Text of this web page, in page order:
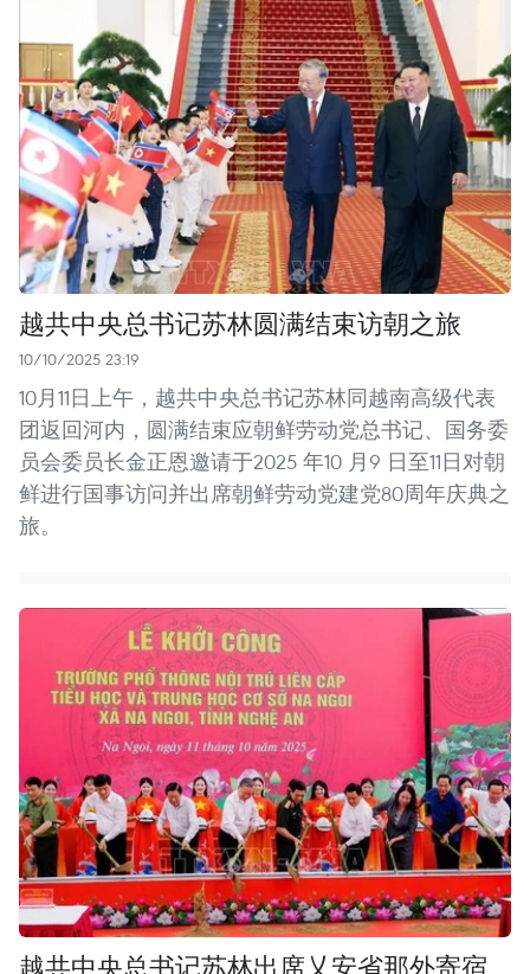
越共中央总书记苏林圆满结束访朝之旅
10/10/2025 23:19
10月11日上午，越共中央总书记苏林同越南高级代表
团返回河内，圆满结束应朝鲜劳动党总书记、国务委
员会委员长金正恩邀请于2025 年10 月9 日至11日对朝
鲜进行国事访问并出席朝鲜劳动党建党80周年庆典之
旅。
越共中央总书记苏林出席乂安省那外寄宿